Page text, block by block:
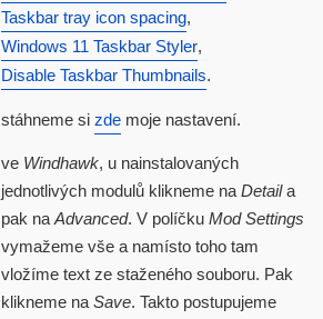
Taskbar tray icon spacing,
Windows 11 Taskbar Styler,
Disable Taskbar Thumbnails.
stáhneme si zdemoje nastavení.
ve Windhawk, u nainstalovaných
jednotlivých modulů klikneme na Detaila
pak na Advanced. V políčku Mod Settings
vymažeme vše a namísto toho tam
vložíme text ze staženého souboru. Pak
klikneme na Save. Takto postupujeme